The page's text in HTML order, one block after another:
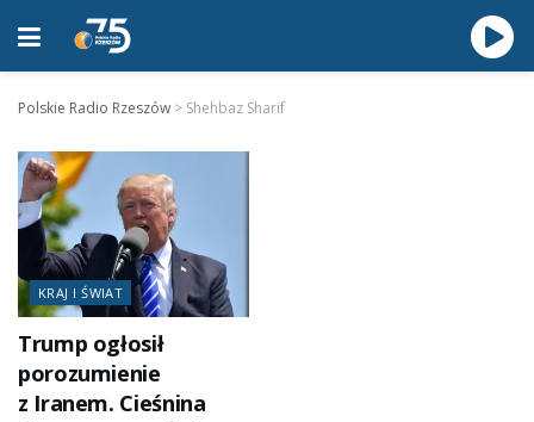
Polskie Radio Rzeszów > Shehbaz Sharif
KRAJ I ŚWIAT
Trump ogłosił
porozumienie
z Iranem. Cieśnina